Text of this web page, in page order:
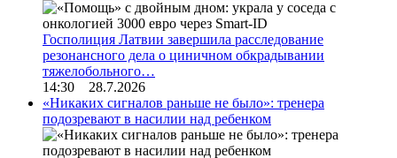
Госполиция Латвии завершила расследование
резонансного дела о циничном обкрадывании
тяжелобольного…
14:30 28.7.2026
«Никаких сигналов раньше не было»: тренера
подозревают в насилии над ребенком